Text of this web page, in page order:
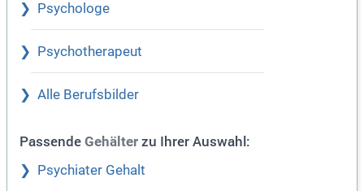
Psychologe
Psychotherapeut
Alle Berufsbilder
Passende Gehälter zu Ihrer Auswahl:
Psychiater Gehalt